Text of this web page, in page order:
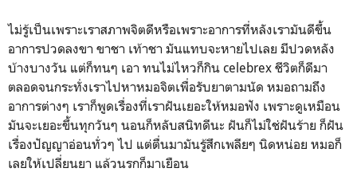
ไม่รู้เป็นเพราะเราสภาพจิตดีหรือเพราะอาการที่หลังเรามันดีขึ้น
อาการปวดลงขา ขาชา เท้าชา มันแทบจะหายไปเลย มีปวดหลัง
บ้างบางวัน แต่ก็ทนๆ เอา ทนไม่ไหวก็กิน celebrex ชีวิตก็ดีมา
ตลอดจนกระทั่งเราไปหาหมอจิตเพื่อรับยาตามนัด หมอถามถึง
อาการต่างๆ เราก็พูดเรื่องที่เราฝันเยอะให้หมอฟัง เพราะดูเหมือน
มันจะเยอะขึ้นทุกวันๆ นอนก็หลับสนิทดีนะ ฝันก็ไม่ใช่ฝันร้าย ก็ฝัน
เรื่องปัญญาอ่อนทั่วๆ ไป แต่ตื่นมามันรู้สึกเพลียๆ นิดหน่อย หมอก็
เลยให้เปลี่ยนยา แล้วนรกก็มาเยือน